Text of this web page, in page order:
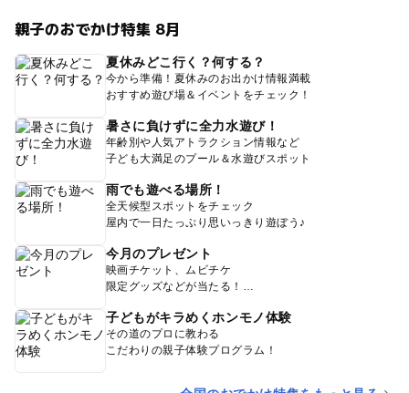
親子のおでかけ特集 8月
夏休みどこ行く？何する？
今から準備！夏休みのお出かけ情報満載
おすすめ遊び場＆イベントをチェック！
暑さに負けずに全力水遊び！
年齢別や人気アトラクション情報など
子ども大満足のプール＆水遊びスポット
雨でも遊べる場所！
全天候型スポットをチェック
屋内で一日たっぷり思いっきり遊ぼう♪
今月のプレゼント
映画チケット、ムビチケ
限定グッズなどが当たる！
子どもがキラめくホンモノ体験
その道のプロに教わる
こだわりの親子体験プログラム！